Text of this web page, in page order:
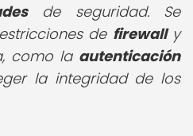
de seguridad. Se
de firewally
como la autenticación
la integridad de los